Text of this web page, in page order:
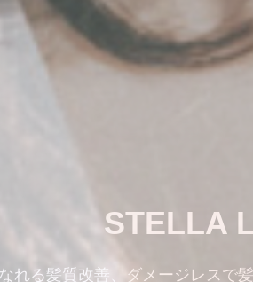
STELLA
れる髪質改善、ダメージレスで